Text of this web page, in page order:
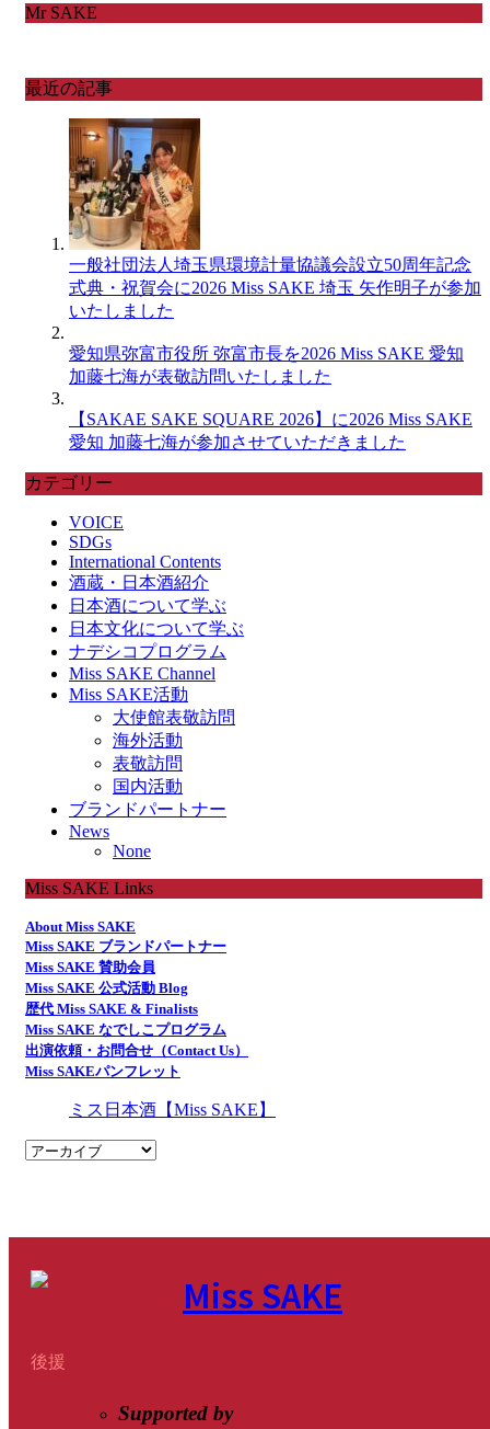
Mr SAKE
最近の記事
一般社団法人埼玉県環境計量協議会設立50周年記念
式典・祝賀会に2026 Miss SAKE 埼玉 矢作明子が参加
いたしました
愛知県弥富市役所 弥富市長を2026 Miss SAKE 愛知
加藤七海が表敬訪問いたしました
【SAKAE SAKE SQUARE 2026】に2026 Miss SAKE
愛知 加藤七海が参加させていただきました
カテゴリー
VOICE
SDGs
International Contents
酒蔵・日本酒紹介
日本酒について学ぶ
日本文化について学ぶ
ナデシコプログラム
Miss SAKE Channel
Miss SAKE活動
大使館表敬訪問
海外活動
表敬訪問
国内活動
ブランドパートナー
News
None
Miss SAKE Links
About Miss SAKE
Miss SAKE ブランドパートナー
Miss SAKE 賛助会員
Miss SAKE 公式活動 Blog
歴代 Miss SAKE & Finalists
Miss SAKE なでしこプログラム
出演依頼・お問合せ（Contact Us）
Miss SAKEパンフレット
ミス日本酒【Miss SAKE】
後援
Supported by